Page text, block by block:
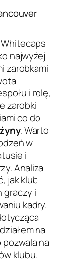
najwyżej
zarobkami
i rolę,
zarobki
co do
. Warto
w
i
Analiza
jak klub
graczy i
kadry.
na
na
klubu.